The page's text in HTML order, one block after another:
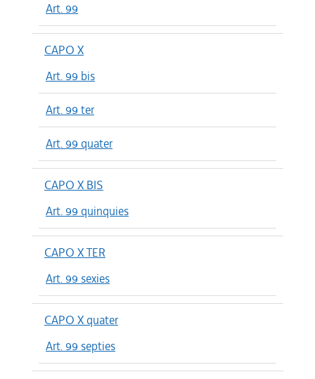
Art. 99
CAPO X
Art. 99 bis
Art. 99 ter
Art. 99 quater
CAPO X BIS
Art. 99 quinquies
CAPO X TER
Art. 99 sexies
CAPO X quater
Art. 99 septies